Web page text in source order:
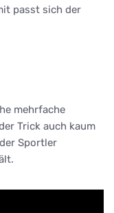
passt sich der
mehrfache
Trick auch kaum
Sportler